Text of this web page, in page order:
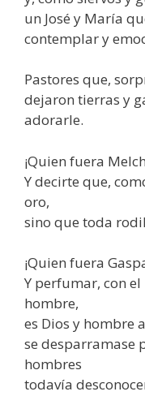
un José y María
contemplar y
Pastores que,
dejaron tierras y
adorarle.
¡Quien fuera
Y decirte que,
oro,
sino que toda
¡Quien fuera
Y perfumar, con
hombre,
es Dios y hombre
se desparramase
hombres
todavía